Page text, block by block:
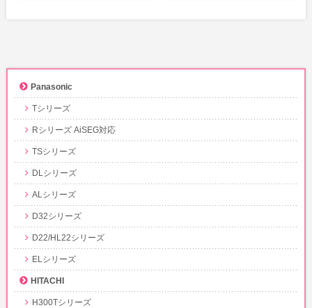
Panasonic
Tシリーズ
Rシリーズ AiSEG対応
TSシリーズ
DLシリーズ
ALシリーズ
D32シリーズ
D22/HL22シリーズ
ELシリーズ
HITACHI
H300Tシリーズ